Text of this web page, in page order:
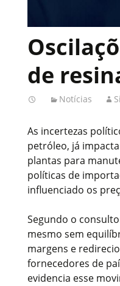
de
Notícias
As incertezas
petróleo, já
plantas para
políticas de
influenciado os
Segundo o
mesmo sem
margens e
fornecedores de
evidencia esse